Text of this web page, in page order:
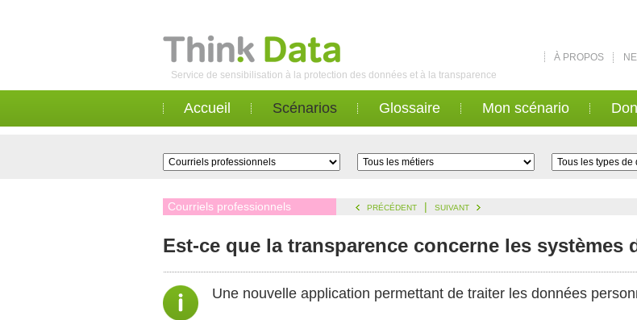
Service de sensibilisation à la protection des données et à la transparence
À PROPOS
Accueil Scénarios Glossaire Mon scénario Don
Courriels professionnels PRÉCÉDENT | SUIVANT
Est-ce que la transparence concerne les systèmes
Une nouvelle application permettant de traiter les données